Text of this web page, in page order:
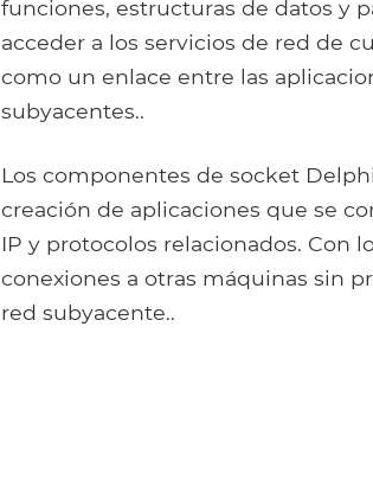
funciones, estructuras de datos y
acceder a los servicios de red de
como un enlace entre las
subyacentes..
Los componentes de socket
creación de aplicaciones que se
IP y protocolos relacionados. Con
conexiones a otras máquinas sin
red subyacente..